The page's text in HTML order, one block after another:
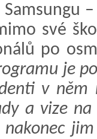
své
po
je
v něm
a vize
nakonec